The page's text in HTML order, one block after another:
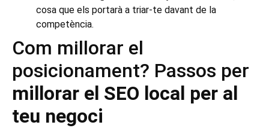
cosa que els portarà a triar-te davant de la
competència.
Com millorar el
posicionament? Passos per
millorar el SEO local per al
teu negoci